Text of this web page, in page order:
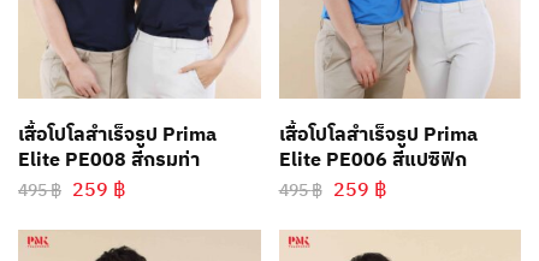
เสื้อโปโลสำเร็จรูป Prima
Elite PE008 สีกรมท่า
495฿ 259 ฿
เสื้อโปโลสำเร็จรูป Prima
Elite PE006 สีแปซิฟิก
495฿ 259 ฿